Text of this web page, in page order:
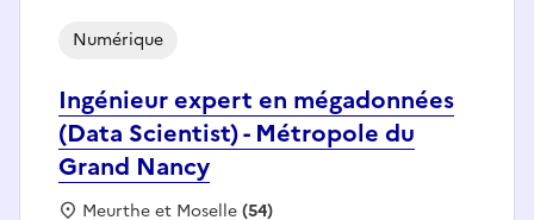
Ingénieur expert en mégadonnées
(Data Scientist) - Métropole du
Grand Nancy
Numérique
Localisation :
Meurthe et Moselle(54)